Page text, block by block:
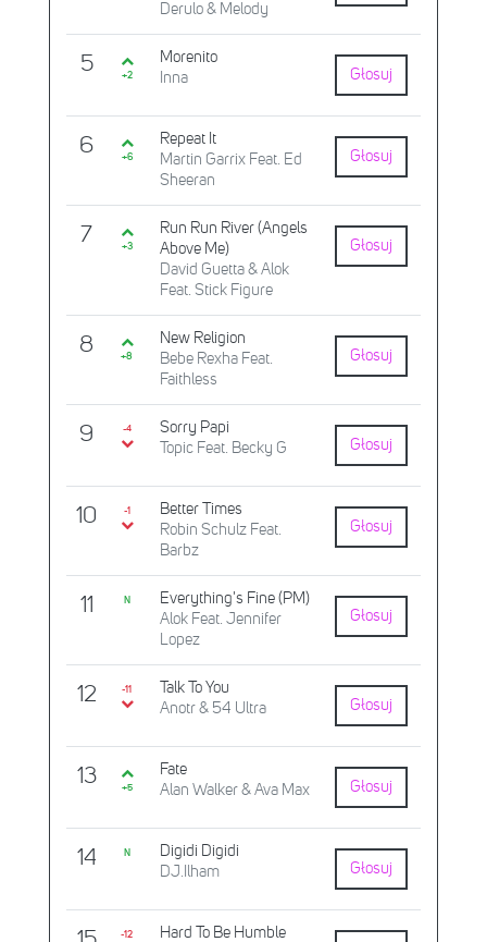
Derulo & Melody
5 +2
Morenito
Inna
Głosuj
6 +6
Repeat It
Martin Garrix Feat. Ed
Sheeran
Głosuj
7 +3
Run Run River (Angels
Above Me)
David Guetta & Alok
Feat. Stick Figure
Głosuj
8 +8
New Religion
Bebe Rexha Feat.
Faithless
Głosuj
9 -4
Sorry Papi
Topic Feat. Becky G
Głosuj
10 -1
Better Times
Robin Schulz Feat.
Barbz
Głosuj
11 N
Everything's Fine (PM)
Alok Feat. Jennifer
Lopez
Głosuj
12 -11
Talk To You
Anotr & 54 Ultra
Głosuj
13 +5
Fate
Alan Walker & Ava Max
Głosuj
14 N
Digidi Digidi
DJ.Ilham
Głosuj
-12 Hard To Be Humble